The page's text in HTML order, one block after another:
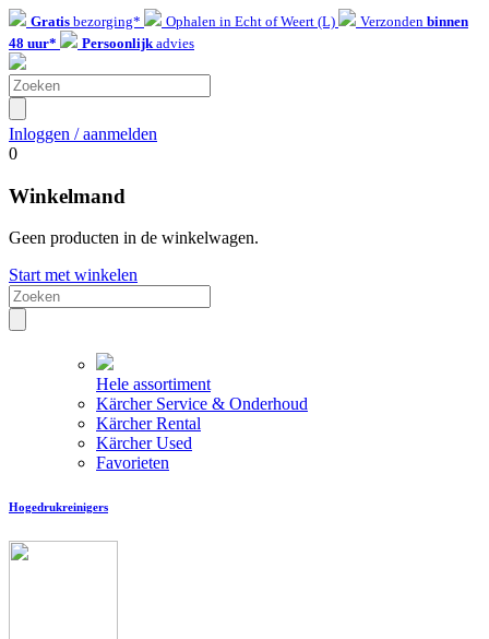
Gratis bezorging* Ophalen in Echt of Weert (L) Verzonden binnen
48 uur*
Persoonlijkadvies
Inloggen / aanmelden
0
Winkelmand
Geen producten in de winkelwagen.
Start met winkelen
Hele assortiment
Kärcher Service & Onderhoud
Kärcher Rental
Kärcher Used
Favorieten
Hogedrukreinigers